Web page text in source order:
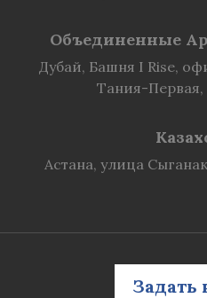
Объединенные
Дубай, Башня I Rise,
Тания-
Астана, улица
Задать